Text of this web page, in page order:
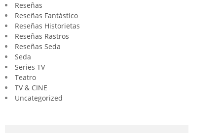
Reseñas
Reseñas Fantástico
Reseñas Historietas
Reseñas Rastros
Reseñas Seda
Seda
Series TV
Teatro
TV & CINE
Uncategorized